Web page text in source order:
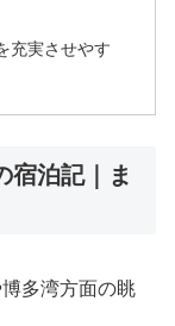
充実させやす
宿泊記｜ま
多湾方面の眺